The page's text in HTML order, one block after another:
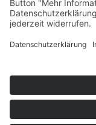
Datenschutz
Allgemeine
Gutschein